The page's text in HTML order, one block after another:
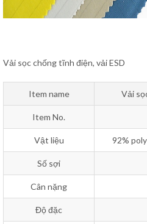
Vải sọc chống tĩnh điện, vải ESD
Item name Vải
Item No.
Vật liệu 92%
Số sợi
Cân nặng
Độ đặc